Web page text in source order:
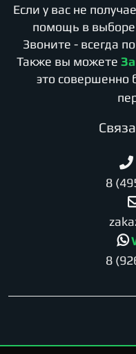
Если у вас не
помощь в
Звоните - всегда
Также вы можете
это совершенно
8
8